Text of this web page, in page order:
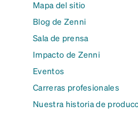
Mapa del sitio
Blog de Zenni
Sala de prensa
Impacto de Zenni
Eventos
Carreras profesionales
Nuestra historia de